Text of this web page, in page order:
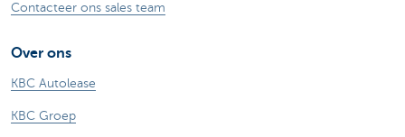
Contacteer ons sales team
Over ons
KBC Autolease
KBC Groep